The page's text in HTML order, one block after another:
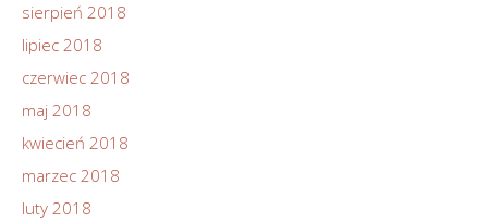
sierpień 2018
lipiec 2018
czerwiec 2018
maj 2018
kwiecień 2018
marzec 2018
luty 2018